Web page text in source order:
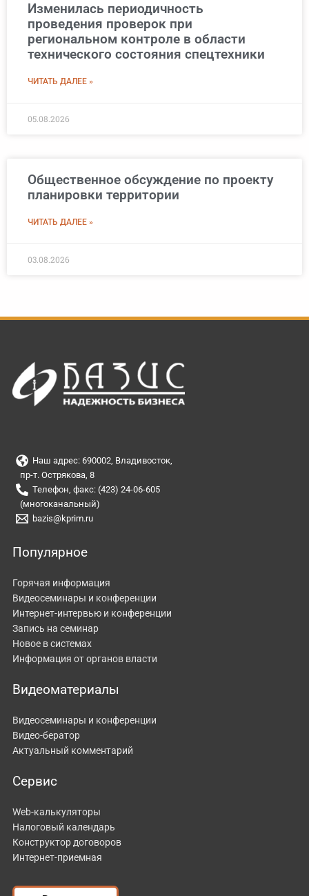
Изменилась периодичность
проведения проверок при
региональном контроле в области
технического состояния спецтехники
ЧИТАТЬ ДАЛЕЕ »
05.08.2026
Общественное обсуждение по проекту
планировки территории
ЧИТАТЬ ДАЛЕЕ »
03.08.2026
Наш адрес: 690002, Владивосток,
пр-т. Острякова, 8
Телефон, факс: (423) 24-06-605
(многоканальный)
bazis@kprim.ru
Популярное
Горячая информация
Видеосеминары и конференции
Интернет-интервью и конференции
Запись на семинар
Новое в системах
Информация от органов власти
Видеоматериалы
Видеосеминары и конференции
Видео-бератор
Актуальный комментарий
Сервис
Web-калькуляторы
Налоговый календарь
Конструктор договоров
Интернет-приемная